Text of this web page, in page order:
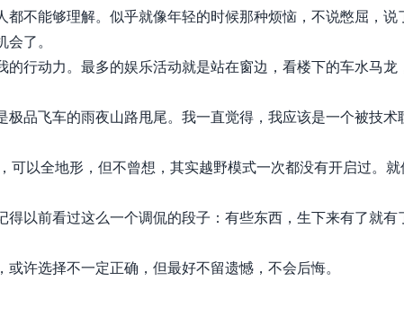
🐟 aqua
👓 lofi
🖍 pastel
🧚‍♀️ fantasy
📝 Wireframe
🏴 black
不能够理解。似乎就像年轻的时候那种烦恼，不说憋屈，
了。
行动力。最多的娱乐活动就是站在窗边，看楼下的车水马
品飞车的雨夜山路甩尾。我一直觉得，我应该是一个被技
以全地形，但不曾想，其实越野模式一次都没有开启过。
以前看过这么一个调侃的段子：有些东西，生下来有了就
许选择不一定正确，但最好不留遗憾，不会后悔。